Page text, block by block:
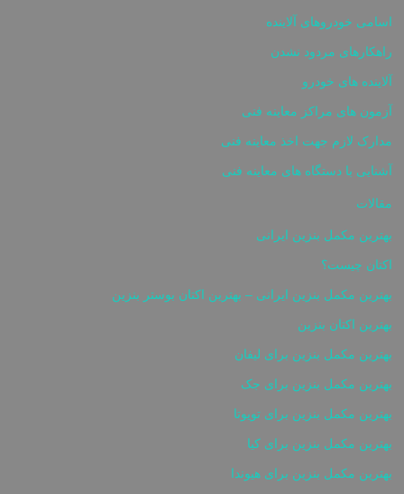
اسامی خودروهای آلاینده
راهکارهای مردود نشدن
آلاینده های خودرو
آزمون های مراکز معاینه فنی
مدارک لازم جهت اخذ معاینه فنی
آشنایی با دستگاه های معاینه فنی
مقالات
بهترین مکمل بنزین ایرانی
اکتان چیست؟
بهترین مکمل بنزین ایرانی – بهترین اکتان بوستر بنزین
بهترین اکتان بنزین
بهترین مکمل بنزین برای لیفان
بهترین مکمل بنزین برای جک
بهترین مکمل بنزین برای تویوتا
بهترین مکمل بنزین برای کیا
بهترین مکمل بنزین برای هیوندا